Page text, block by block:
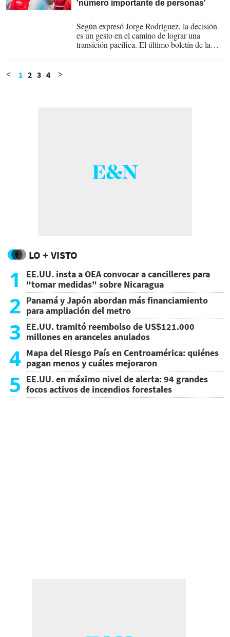
'número importante de personas'
Según expresó Jorge Rodríguez, la decisión
es un gesto en el camino de lograr una
transición pacífica. El último boletín de la
políticos, entre ellos 86 extranjeros o con
< 1 2 3 4 >
LO + VISTO
1
EE.UU. insta a OEA convocar a cancilleres para
"tomar medidas" sobre Nicaragua
2 Panamá y Japón abordan más financiamiento
para ampliación del metro
3 EE.UU. tramitó reembolso de US$121.000
millones en aranceles anulados
4 Mapa del Riesgo País en Centroamérica: quiénes
pagan menos y cuáles mejoraron
5 EE.UU. en máximo nivel de alerta: 94 grandes
focos activos de incendios forestales